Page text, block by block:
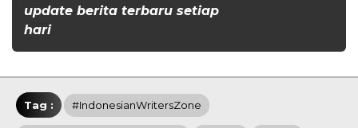
update berita terbaru setiap
hari
Tag : #IndonesianWritersZone